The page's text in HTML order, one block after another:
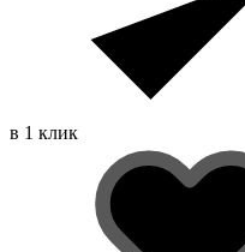
в 1 клик